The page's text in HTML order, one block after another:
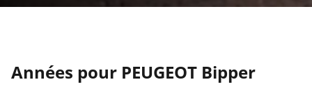
Années pour PEUGEOT Bipper